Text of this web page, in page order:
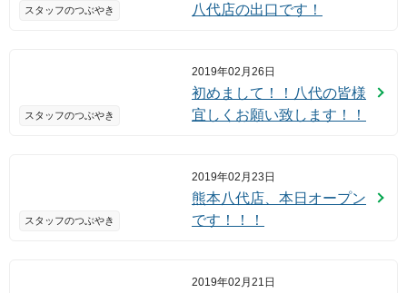
スタッフのつぶやき
八代店の出口です！
スタッフのつぶやき
2019年02月26日
初めまして！！八代の皆様
宜しくお願い致します！！
スタッフのつぶやき
2019年02月23日
熊本八代店、本日オープン
です！！！
2019年02月21日